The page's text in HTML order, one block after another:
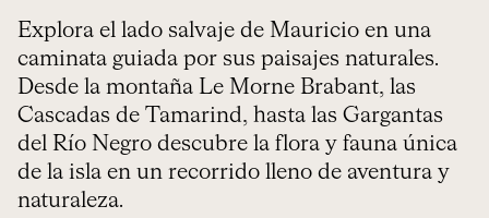
Explora el lado salvaje de Mauricio en una
caminata guiada por sus paisajes naturales.
Desde la montaña Le Morne Brabant, las
Cascadas de Tamarind, hasta las Gargantas
del Río Negro descubre la flora y fauna única
de la isla en un recorrido lleno de aventura y
naturaleza.